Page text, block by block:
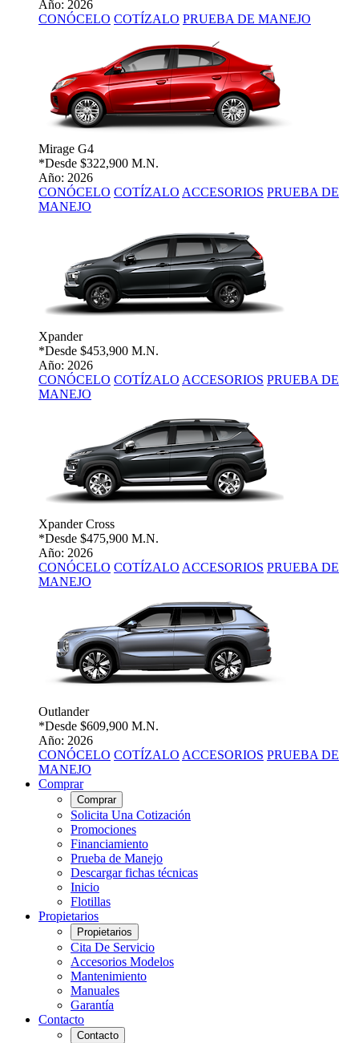
Año: 2026
CONÓCELO COTÍZALO PRUEBA DE MANEJO
Mirage G4
*Desde $322,900 M.N.
Año: 2026
CONÓCELO COTÍZALO ACCESORIOS PRUEBA DE
MANEJO
Xpander
*Desde $453,900 M.N.
Año: 2026
CONÓCELO COTÍZALO ACCESORIOS PRUEBA DE
MANEJO
Xpander Cross
*Desde $475,900 M.N.
Año: 2026
CONÓCELO COTÍZALO ACCESORIOS PRUEBA DE
MANEJO
Outlander
*Desde $609,900 M.N.
Año: 2026
CONÓCELO COTÍZALO ACCESORIOS PRUEBA DE
MANEJO
Comprar
Comprar
Solicita Una Cotización
Promociones
Financiamiento
Prueba de Manejo
Descargar fichas técnicas
Inicio
Flotillas
Propietarios
Propietarios
Cita De Servicio
Accesorios Modelos
Mantenimiento
Manuales
Garantía
Contacto
Contacto